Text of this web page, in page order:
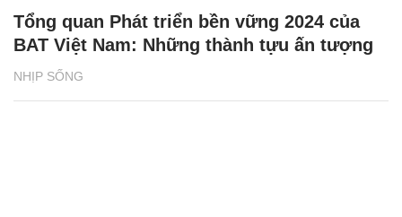
NHỊP SỐNG
Tổng quan Phát triển bền vững 2024 của
BAT Việt Nam: Những thành tựu ấn tượng